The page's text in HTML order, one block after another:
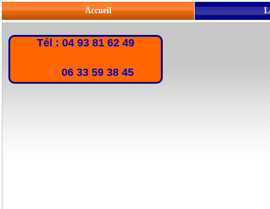
Accueil
Tél : 04 93 81 62 49
06 33 59 38 45